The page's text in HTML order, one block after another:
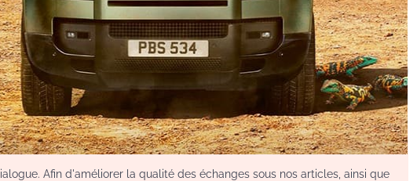
Afin d'améliorer la qualité des échanges sous nos articles, ainsi que